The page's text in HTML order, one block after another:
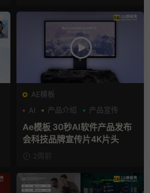
AE模板
AI
产品介绍 产品宣传
Ae模板 30秒AI软件产品发布
会科技品牌宣传片4K片头
2周前